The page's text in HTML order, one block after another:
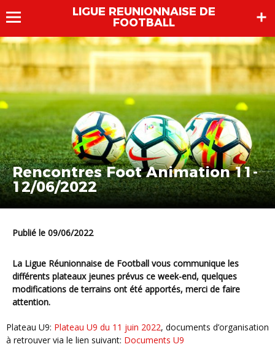
LIGUE REUNIONNAISE DE
FOOTBALL
Rencontres Foot Animation 11-
12/06/2022
Publié le 09/06/2022
La Ligue Réunionnaise de Football vous communique les
différents plateaux jeunes prévus ce week-end, quelques
modifications de terrains ont été apportés, merci de faire
attention.
Plateau U9: Plateau U9 du 11 juin 2022, documents d’organisation
à retrouver via le lien suivant: Documents U9